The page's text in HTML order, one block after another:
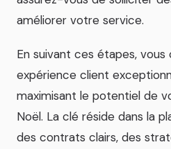
améliorer votre service.
En suivant ces étapes, vous
expérience client
maximisant le potentiel de
Noël. La clé réside dans la
des contrats clairs, des